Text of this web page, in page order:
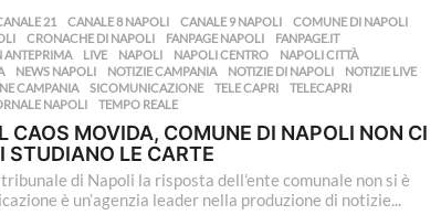
21 ,CANALE 8 NAPOLI ,CANALE 9 NAPOLI ,COMUNE DI NAPOLI
,CRONACHE DI NAPOLI ,FANPAGE NAPOLI ,FANPAGE.IT
ANTEPRIMA ,LIVE ,NAPOLI ,NAPOLI CENTRO ,NAPOLI CITTÀ
,NEWS NAPOLI ,NOTIZIE CAMPANIA ,NOTIZIE DI NAPOLI ,NOTIZIE LIVE
CAMPANIA ,SICOMUNICAZIONE ,TELE CAPRI ,TELECAPRI
NAPOLI ,TEMPO REALE
CAOS MOVIDA, COMUNE DI NAPOLI NON CI
STUDIANO LE CARTE
di Napoli la risposta dell’ente comunale non si è
è un’agenzia leader nella produzione di notizie...